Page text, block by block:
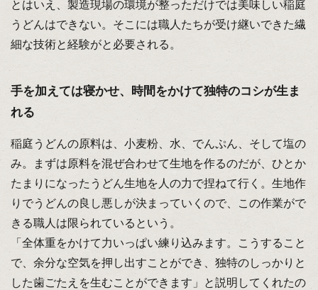
とはいえ、製造現場の環境が整っただけでは美味しい稲庭
うどんはできない。そこには職人たちが受け継いできた繊
細な技術と経験がと必要される。
手を加えては寝かせ、時間をかけて独特のコシが生ま
れる
稲庭うどんの原料は、小麦粉、水、でんぷん、そして塩の
み。まずは原料を混ぜ合わせて生地を作るのだが、ひとか
たまりになったうどん生地を人の力で捏ねて行く。生地作
りでうどんの良し悪しが決まっていくので、この作業がで
きる職人は限られているという。
「全体重をかけて力いっぱい練り込みます。こうすること
で、余分な空気を押し出すことができ、独特のしっかりと
した歯ごたえを生むことができます」と説明してくれたの